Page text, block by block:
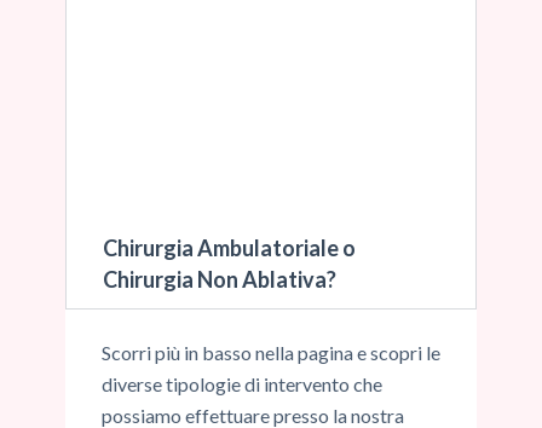
Chirurgia Ambulatoriale o
Chirurgia Non Ablativa?
Scorri più in basso nella pagina e scopri le
diverse tipologie di intervento che
possiamo effettuare presso la nostra